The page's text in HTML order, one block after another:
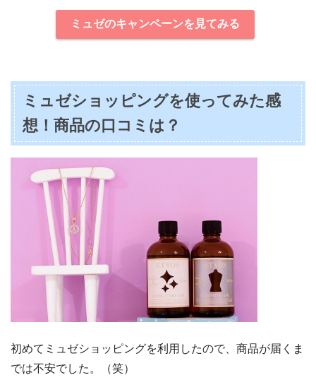
ミュゼのキャンペーンを見てみる
ミュゼショッピングを使ってみた感
想！商品の口コミは？
初めてミュゼショッピングを利用したので、商品が届くま
では不安でした。（笑）